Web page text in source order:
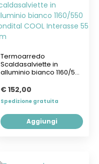
Termoarredo
Scaldasalviette in
alluminio bianco 1160/550
€ 152,00
Spedizione gratuita
Aggiungi